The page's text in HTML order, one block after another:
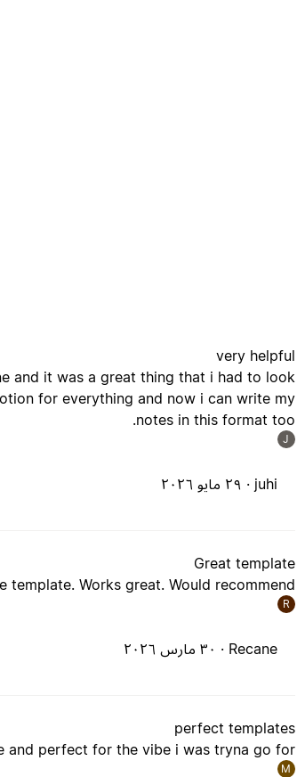
very helpful
and it was a great thing that i had to look
for everything and now i can write my
notes in this format too.
J
juhi · ٢٩ مايو ٢٠٢٦
Great template
template. Works great. Would recommend.
R
Recane · ٣٠ مارس ٢٠٢٦
perfect templates
and perfect for the vibe i was tryna go for
M